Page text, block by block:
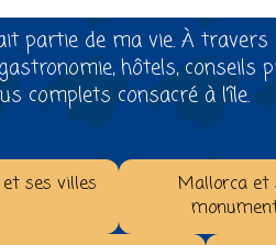
partie de ma vie. À
hôtels, conseils
complets consacré à l’île.
ses villes
Mallorca et